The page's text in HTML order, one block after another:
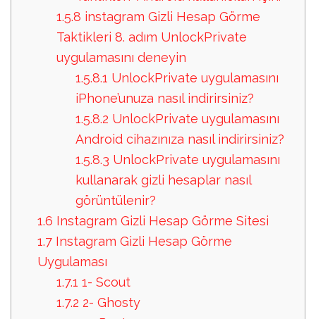
1.5.8 instagram Gizli Hesap Görme
Taktikleri 8. adım UnlockPrivate
uygulamasını deneyin
1.5.8.1 UnlockPrivate uygulamasını
iPhone’unuza nasıl indirirsiniz?
1.5.8.2 UnlockPrivate uygulamasını
Android cihazınıza nasıl indirirsiniz?
1.5.8.3 UnlockPrivate uygulamasını
kullanarak gizli hesaplar nasıl
görüntülenir?
1.6 Instagram Gizli Hesap Görme Sitesi
1.7 Instagram Gizli Hesap Görme
Uygulaması
1.7.1 1- Scout
1.7.2 2- Ghosty